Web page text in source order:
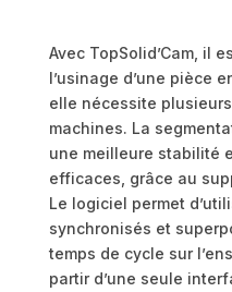
Avec TopSolid’Cam, il
l’usinage d’une pièce
elle nécessite
machines. La
une meilleure stabilité
efficaces, grâce au
Le logiciel permet
synchronisés et
temps de cycle sur
partir d’une seule